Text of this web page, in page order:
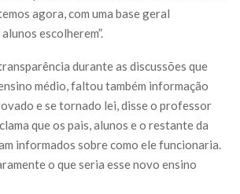
agora, com uma base geral
escolherem”.
durante as discussões que
médio, faltou também informação
e se tornado lei, disse o professor
que os pais, alunos e o restante da
informados sobre como ele funcionaria.
o que seria esse novo ensino